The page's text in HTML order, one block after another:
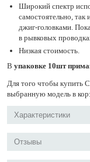
Широкий спектр
самостоятельно,
джиг-головками.
в рывковых
Низкая стоимость.
В упаковке 10шт
Для того чтобы купить
выбранную модель в
Характеристики
Отзывы